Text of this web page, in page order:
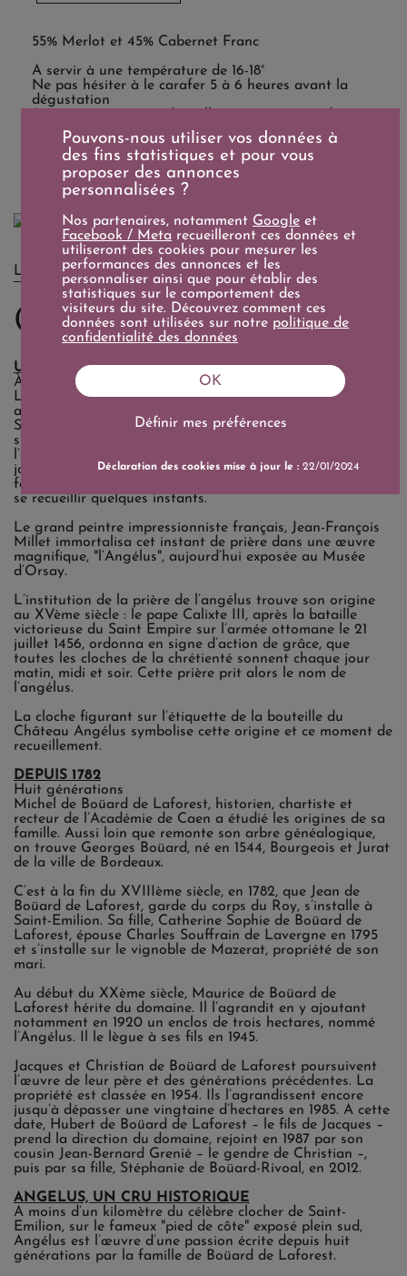
55% Merlot et 45% Cabernet Franc
A servir à une température de 16-18°
Ne pas hésiter à le carafer 5 à 6 heures avant la
dégustation
cèpes, une côte de veau aux girolles, un gibier, un
canard rôti, un jambon braisé à l'os.
LE DOMAINE
Château Angélus
UN EMBLÈME
À l'origine une prière
Le vignoble d’Angélus est situé au cœur d’un
amphithéâtre naturel, dominé par les trois églises de
Saint-Emilion. Au cœur de ce site privilégié, où les sons
s’amplifient, on pouvait entendre les cloches sonner
l’angélus le matin, à midi et le soir. Elles rythmaient la
journée de travail dans les vignes et les villages, les
femmes et les hommes s’arrêtaient alors de travailler pour
se recueillir quelques instants.
Le grand peintre impressionniste français, Jean-François
Millet immortalisa cet instant de prière dans une œuvre
magnifique, "l’Angélus", aujourd’hui exposée au Musée
d’Orsay.
L’institution de la prière de l’angélus trouve son origine
au XVème siècle : le pape Calixte III, après la bataille
victorieuse du Saint Empire sur l’armée ottomane le 21
juillet 1456, ordonna en signe d’action de grâce, que
toutes les cloches de la chrétienté sonnent chaque jour
matin, midi et soir. Cette prière prit alors le nom de
l’angélus.
La cloche figurant sur l’étiquette de la bouteille du
Château Angélus symbolise cette origine et ce moment de
recueillement.
DEPUIS 1782
Huit générations
Michel de Boüard de Laforest, historien, chartiste et
recteur de l’Académie de Caen a étudié les origines de sa
famille. Aussi loin que remonte son arbre généalogique,
on trouve Georges Boüard, né en 1544, Bourgeois et Jurat
de la ville de Bordeaux.
C’est à la fin du XVIIIème siècle, en 1782, que Jean de
Boüard de Laforest, garde du corps du Roy, s’installe à
Saint-Emilion. Sa fille, Catherine Sophie de Boüard de
Laforest, épouse Charles Souffrain de Lavergne en 1795
et s’installe sur le vignoble de Mazerat, propriété de son
mari.
Au début du XXème siècle, Maurice de Boüard de
Laforest hérite du domaine. Il l’agrandit en y ajoutant
notamment en 1920 un enclos de trois hectares, nommé
l’Angélus. Il le lègue à ses fils en 1945.
Jacques et Christian de Boüard de Laforest poursuivent
l’œuvre de leur père et des générations précédentes. La
propriété est classée en 1954. Ils l’agrandissent encore
jusqu’à dépasser une vingtaine d’hectares en 1985. A cette
date, Hubert de Boüard de Laforest – le fils de Jacques –
prend la direction du domaine, rejoint en 1987 par son
cousin Jean-Bernard Grenié – le gendre de Christian –,
puis par sa fille, Stéphanie de Boüard-Rivoal, en 2012.
ANGELUS, UN CRU HISTORIQUE
A moins d’un kilomètre du célèbre clocher de Saint-
Emilion, sur le fameux "pied de côte" exposé plein sud,
Angélus est l’œuvre d’une passion écrite depuis huit
générations par la famille de Boüard de Laforest.
Pouvons-nous utiliser vos données à
des fins statistiques et pour vous
proposer des annonces
personnalisées ?
Nos partenaires, notamment Google et
Facebook / Meta recueilleront ces données et
utiliseront des cookies pour mesurer les
performances des annonces et les
personnaliser ainsi que pour établir des
statistiques sur le comportement des
visiteurs du site. Découvrez comment ces
données sont utilisées sur notre politique de
confidentialité des données
Définir mes préférences
OK
Déclaration des cookies mise à jour le :22/01/2024